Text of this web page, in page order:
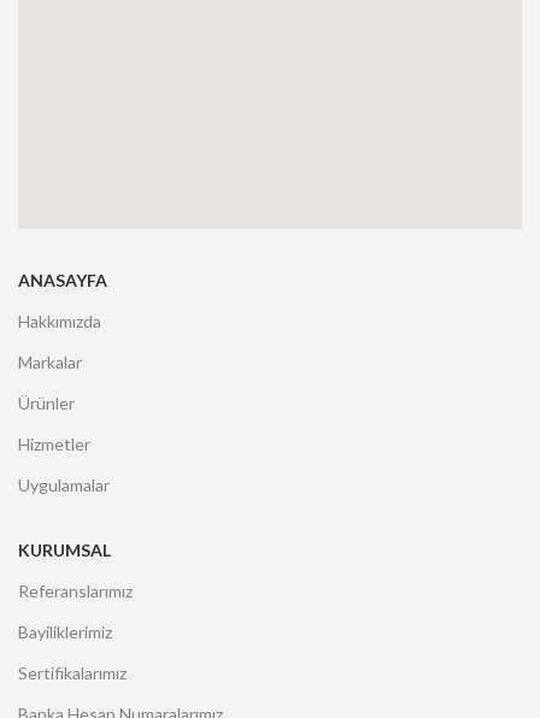
ANASAYFA
Hakkımızda
Markalar
Ürünler
Hizmetler
Uygulamalar
KURUMSAL
Referanslarımız
Bayiliklerimiz
Sertifikalarımız
Banka Hesap Numaralarımız